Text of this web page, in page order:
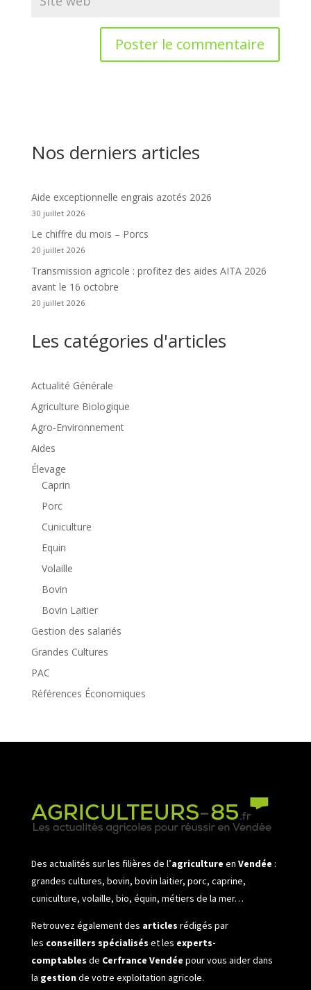
Nos derniers articles
Aide exceptionnelle engrais azotés 2026
30 juillet 2026
Le chiffre du mois – Porcs
20 juillet 2026
Transmission agricole : profitez des aides AITA 2026
avant le 16 octobre
20 juillet 2026
Les catégories d'articles
Actualité Générale
Agriculture Biologique
Agro-Environnement
Aides
Élevage
Caprin
Porc
Cuniculture
Equin
Volaille
Bovin
Bovin Laitier
Gestion des salariés
Grandes Cultures
PAC
Références Économiques
Des actualités sur les filières de l’agriculture en Vendée :
grandes cultures, bovin, bovin laitier, porc, caprine,
cuniculture, volaille, bio, équin, métiers de la mer…
Retrouvez également des articles rédigés par
les conseillers spécialisés et les experts-
comptables de Cerfrance Vendée pour vous aider dans
la gestionde votre exploitation agricole.